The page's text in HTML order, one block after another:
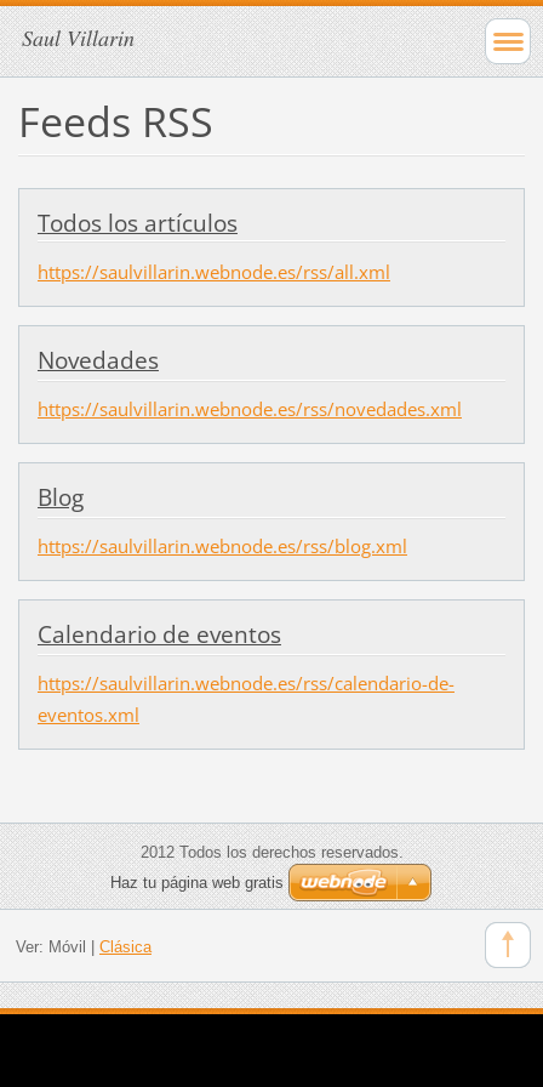
Saul Villarin
Feeds RSS
Todos los artículos
https://saulvillarin.webnode.es/rss/all.xml
Novedades
https://saulvillarin.webnode.es/rss/novedades.xml
Blog
https://saulvillarin.webnode.es/rss/blog.xml
Calendario de eventos
https://saulvillarin.webnode.es/rss/calendario-de-
eventos.xml
2012 Todos los derechos reservados.
Haz tu página web gratis
Ver: Móvil Clásica